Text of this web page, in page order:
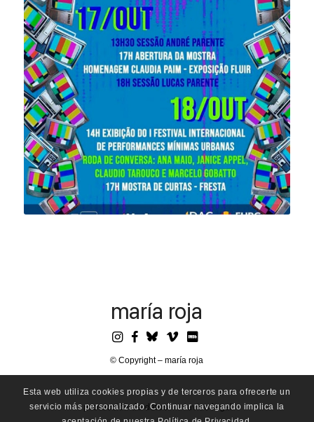
maría roja
© Copyright – maría roja
protección de datos aviso legal
Esta web utiliza cookies propias y de terceros para ofrecerte un
servicio más personalizado. Continuar navegando implica la